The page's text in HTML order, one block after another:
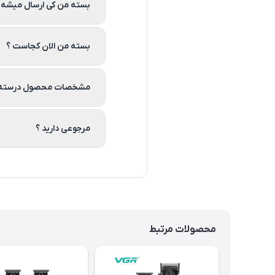
بسته من کی ارسال
بسته من الان کجاست ؟
مشخصات محصول
مرجوعی دارید ؟
محصولات مرتبط